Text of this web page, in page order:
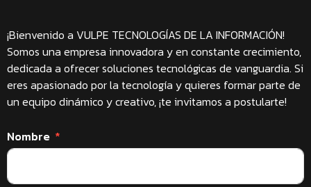
¡Bienvenido a VULPE TECNOLOGÍAS DE LA INFORMACIÓN!
Somos una empresa innovadora y en constante crecimiento,
dedicada a ofrecer soluciones tecnológicas de vanguardia. Si
eres apasionado por la tecnología y quieres formar parte de
un equipo dinámico y creativo, ¡te invitamos a postularte!
Nombre